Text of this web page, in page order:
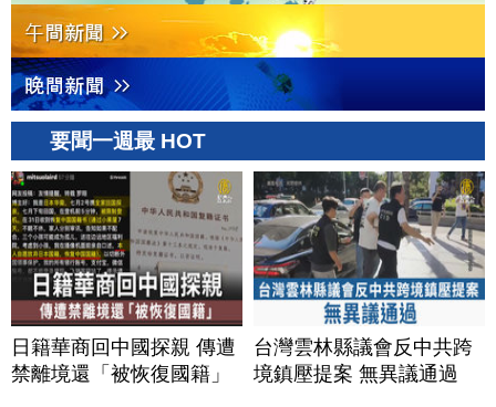
要聞一週最 HOT
日籍華商回中國探親 傳遭
禁離境還「被恢復國籍」
台灣雲林縣議會反中共跨
境鎮壓提案 無異議通過